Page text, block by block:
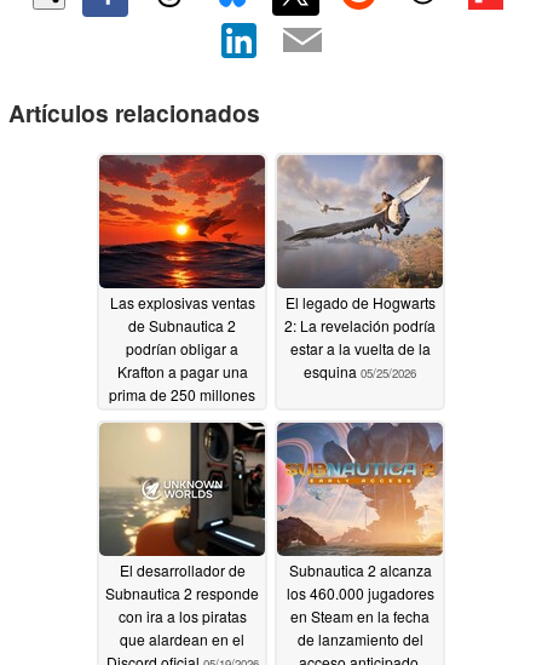
Artículos relacionados
Las explosivas ventas
de Subnautica 2
podrían obligar a
Krafton a pagar una
prima de 250 millones
Worlds por orden
06/02/2026
El legado de Hogwarts
2: La revelación podría
estar a la vuelta de la
esquina 05/25/2026
El desarrollador de
Subnautica 2 responde
con ira a los piratas
que alardean en el
Subnautica 2 alcanza
los 460.000 jugadores
en Steam en la fecha
de lanzamiento del